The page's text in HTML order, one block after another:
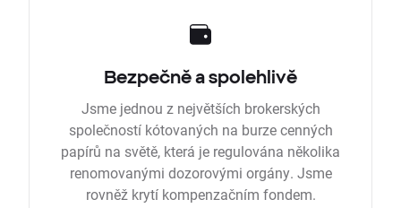
Bezpečně a spolehlivě
Jsme jednou z největších brokerských
společností kótovaných na burze cenných
papírů na světě, která je regulována několika
renomovanými dozorovými orgány. Jsme
rovněž krytí kompenzačním fondem.